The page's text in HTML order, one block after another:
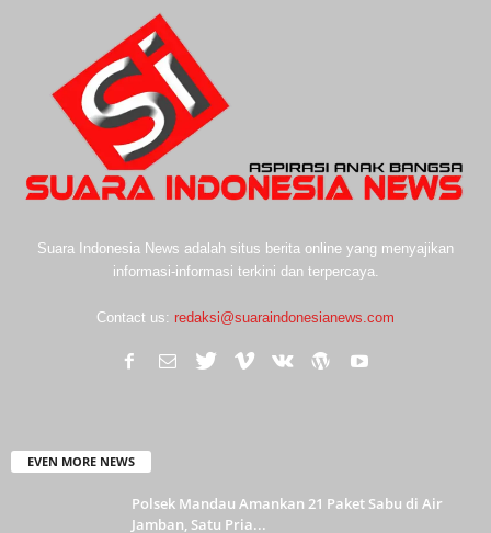
Suara Indonesia News adalah situs berita online yang menyajikan
informasi-informasi terkini dan terpercaya.
Contact us: redaksi@suaraindonesianews.com
EVEN MORE NEWS
Polsek Mandau Amankan 21 Paket Sabu di Air
Jamban, Satu Pria...